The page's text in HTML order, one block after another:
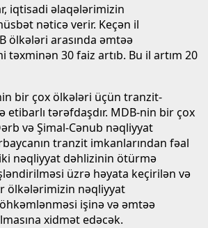
iqtisadi əlaqələrimizin
nəticə verir. Keçən il
ölkələri arasında əmtəə
təxminən 30 faiz artıb. Bu il artım 20
bir çox ölkələri üçün tranzit-
etibarlı tərəfdaşdır. MDB-nin bir çox
və Şimal-Cənub nəqliyyat
tranzit imkanlarından fəal
nəqliyyat dəhlizinin ötürmə
üzrə həyata keçirilən və
ölkələrimizin nəqliyyat
işinə və əmtəə
xidmət edəcək.